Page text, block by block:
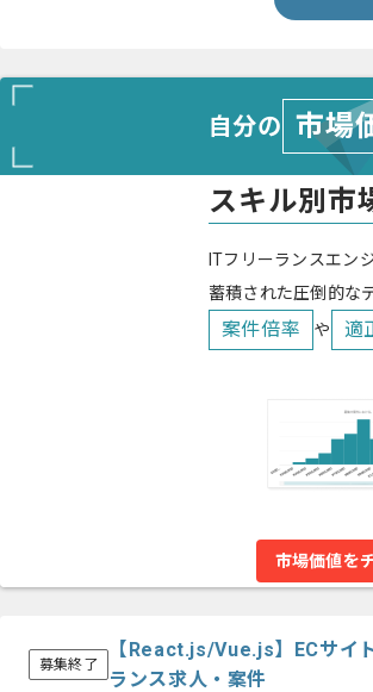
自分の 市場
スキル別市
ITフリーランスエン
蓄積された圧倒的な
案件倍率 や 適
市場価値を
募集終了
【React.js/Vue.js】ECサイ
ランス求人・案件